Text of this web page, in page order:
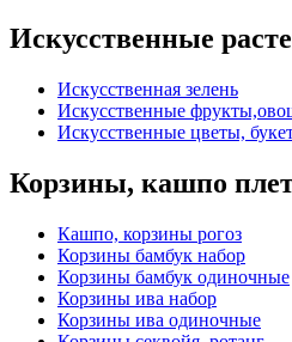
Искусственные
Искусственная зелень
Искусственные
Искусственные цветы,
Корзины, кашпо
Кашпо, корзины рогоз
Корзины бамбук набор
Корзины бамбук одиночные
Корзины ива набор
Корзины ива одиночные